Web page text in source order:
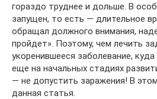
гораздо труднее и дольше. В
запущен, то есть — длительное
обращал должного внимания,
пройдет». Поэтому, чем лечить
укоренившееся заболевание,
еще на начальных стадиях
— не допустить заражения! В
данная статья.